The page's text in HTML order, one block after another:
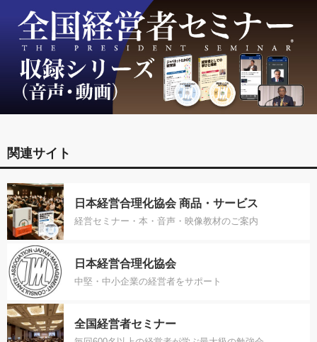
関連サイト
日本経営合理化協会 商品・サービス
経営セミナー・本・音声・映像教材のご案内
日本経営合理化協会
中堅・中小企業の経営者をサポート
全国経営者セミナー